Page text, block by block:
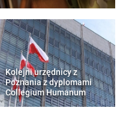
Kolejni urzędnicy z
Poznania z dyplomami
Collegium Humanum